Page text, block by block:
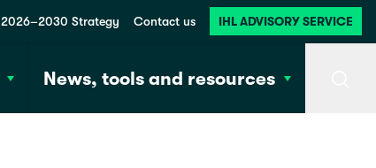
2026–2030 Strategy Contact us IHL ADVISORY SERVICE
News, tools and resources